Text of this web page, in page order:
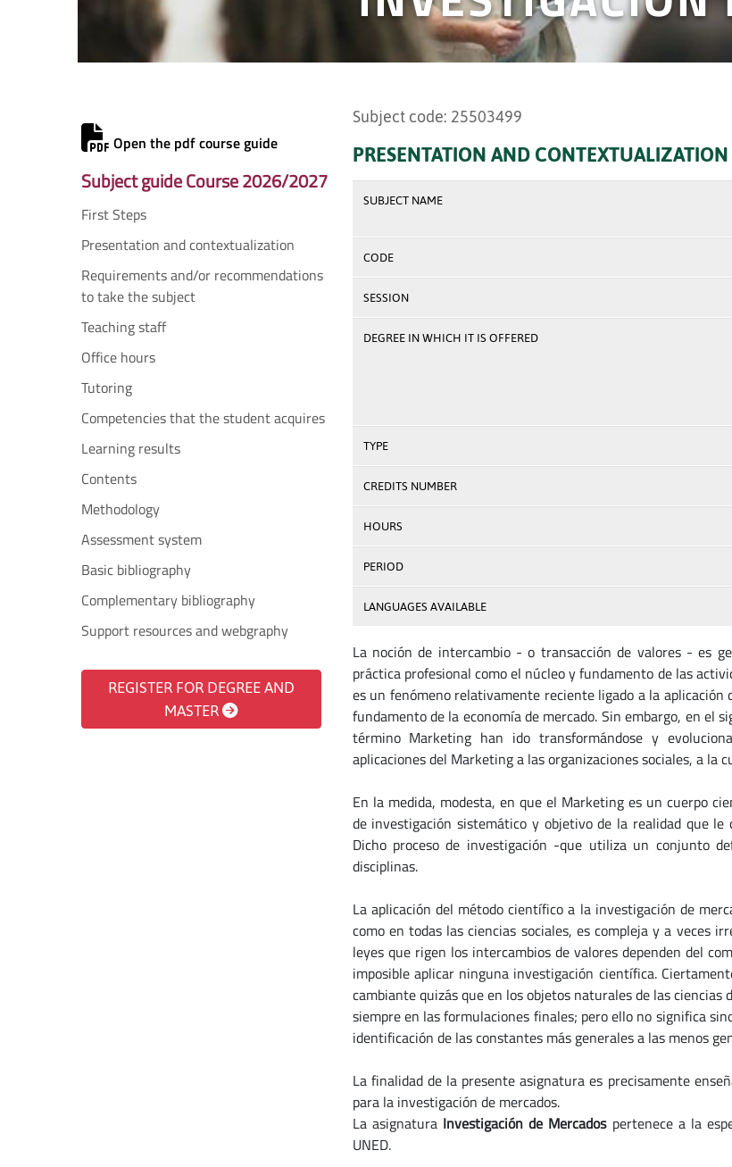
Open the pdf course guide
Subject guide Course 2026/2027
First Steps
Presentation and contextualization
Requirements and/or recommendations
to take the subject
Teaching staff
Office hours
Tutoring
Competencies that the student acquires
Learning results
Contents
Methodology
Assessment system
Basic bibliography
Complementary bibliography
Support resources and webgraphy
REGISTER FOR DEGREE AND
MASTER
Subject code: 25503499
PRESENTATION AND CONTEXTUALIZATION
SUBJECT NAME
CODE
SESSION
DEGREE IN WHICH IT IS OFFERED
TYPE
CREDITS NUMBER
HOURS
PERIOD
LANGUAGES AVAILABLE
La noción de intercambio - o transacción de valores - es
práctica profesional como el núcleo y fundamento de las
es un fenómeno relativamente reciente ligado a la aplicación
fundamento de la economía de mercado. Sin embargo, en el
término Marketing han ido transformándose y
aplicaciones del Marketing a las organizaciones sociales, a
En la medida, modesta, en que el Marketing es un cuerpo
de investigación sistemático y objetivo de la realidad que
Dicho proceso de investigación -que utiliza un conjunto
disciplinas.
La aplicación del método científico a la investigación de
como en todas las ciencias sociales, es compleja y a veces
leyes que rigen los intercambios de valores dependen del
imposible aplicar ninguna investigación científica.
cambiante quizás que en los objetos naturales de las
siempre en las formulaciones finales; pero ello no significa
identificación de las constantes más generales a las menos
La finalidad de la presente asignatura es precisamente
para la investigación de mercados.
La asignatura Investigación de Mercadospertenece a la
UNED.